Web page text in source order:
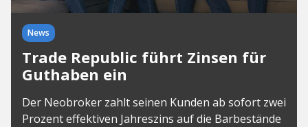
News
Trade Republic führt Zinsen für
Guthaben ein
Der Neobroker zahlt seinen Kunden ab sofort zwei
Prozent effektiven Jahreszins auf die Barbestände